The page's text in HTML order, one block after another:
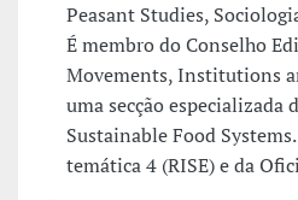
Peasant Studies,
É membro do Conselho
Movements, Institutions
uma secção especializada
Sustainable Food
temática 4 (RISE) e da